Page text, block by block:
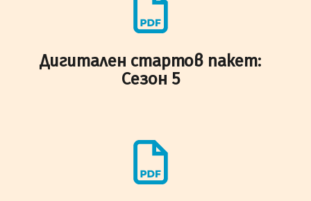
Дигитален стартов пакет:
Сезон 5